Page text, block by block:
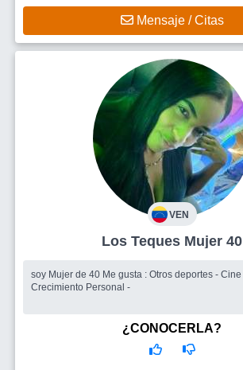
Mensaje / Citas
VEN
Los Teques Mujer 40
soy Mujer de 40 Me gusta : Otros deportes - Cine - Viajar -
Crecimiento Personal -
¿CONOCERLA?